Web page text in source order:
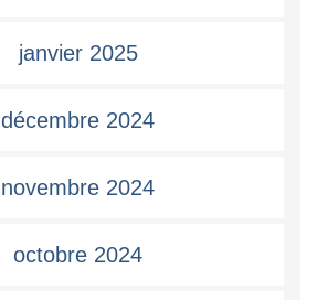
janvier 2025
décembre 2024
novembre 2024
octobre 2024